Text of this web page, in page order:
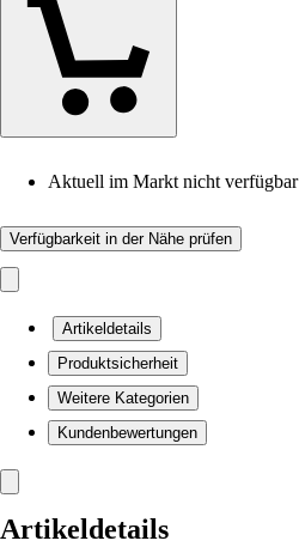
Aktuell im Markt nicht verfügbar
Verfügbarkeit in der Nähe prüfen
Artikeldetails
Produktsicherheit
Weitere Kategorien
Kundenbewertungen
Artikeldetails